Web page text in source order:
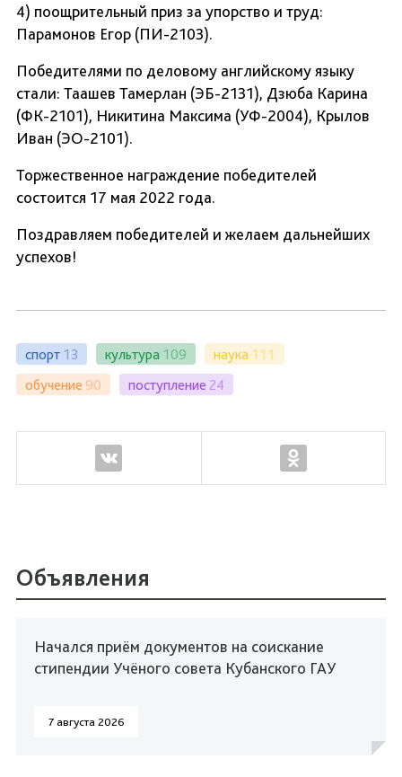
4) поощрительный приз за упорство и труд:
Парамонов Егор (ПИ-2103).
Победителями по деловому английскому языку
стали: Таашев Тамерлан (ЭБ-2131), Дзюба Карина
(ФК-2101), Никитина Максима (УФ-2004), Крылов
Иван (ЭО-2101).
Торжественное награждение победителей
состоится 17 мая 2022 года.
Поздравляем победителей и желаем дальнейших
успехов!
спорт 13 культура 109 наука 111
обучение 90 поступление 24
Объявления
Начался приём документов на соискание
стипендии Учёного совета Кубанского ГАУ
7 августа 2026